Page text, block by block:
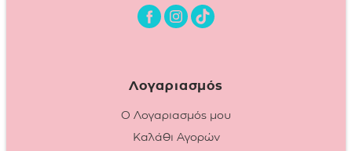
Λογαριασμός
Ο Λογαριασμός μου
Καλάθι Αγορών